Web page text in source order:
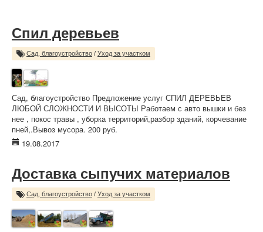
Спил деревьев
Сад, благоустройство / Уход за участком
Сад, благоустройство Предложение услуг СПИЛ ДЕРЕВЬЕВ
ЛЮБОЙ СЛОЖНОСТИ И ВЫСОТЫ Работаем с авто вышки и без
нее , покос травы , уборка территорий,разбор зданий, корчевание
пней,.Вывоз мусора. 200 руб.
19.08.2017
Доставка сыпучих материалов
Сад, благоустройство / Уход за участком